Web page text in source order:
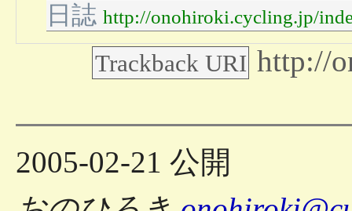
日誌http://onohiroki.cycling.jp/
Trackback URI http://
2005-02-21 公開